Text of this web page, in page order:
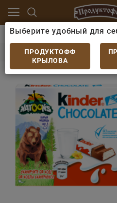
Шоколад
Шоколад Kinder
Выберите удобный для
ПРОДУКТОФФ
КРЫЛОВА